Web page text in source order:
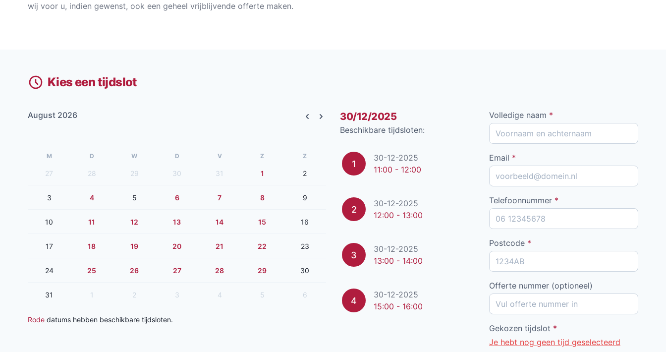
wij voor u, indien gewenst, ook een geheel vrijblijvende offerte maken.
Kies een tijdslot
August 2026
Previous month
Next month
M D W D V Z Z
27 28 29 30 31 1 2
3 4 5 6 7 8 9
10 11 12 13 14 15 16
17 18 19 20 21 22 23
24 25 26 27 28 29 30
31 1 2 3 4 5 6
Rode datums hebben beschikbare tijdsloten.
30/12/2025
Beschikbare tijdsloten:
1
30-12-2025
11:00 - 12:00
2
30-12-2025
12:00 - 13:00
3
30-12-2025
13:00 - 14:00
4
30-12-2025
15:00 - 16:00
Volledige naam *
Email *
Telefoonnummer *
Postcode *
Offerte nummer (optioneel)
Gekozen tijdslot *
Je hebt nog geen tijd geselecteerd